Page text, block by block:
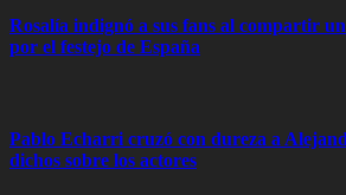
Rosalía indignó a sus fans al compartir
por el festejo de España
Pablo Echarri cruzó con dureza a
dichos sobre los actores